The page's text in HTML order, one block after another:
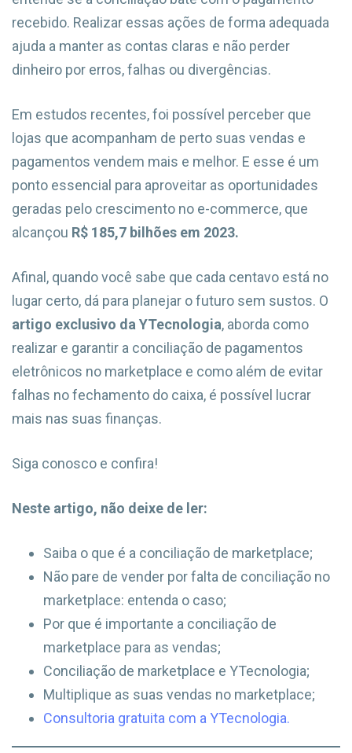
recebido. Realizar essas ações de forma adequada
ajuda a manter as contas claras e não perder
dinheiro por erros, falhas ou divergências.
Em estudos recentes, foi possível perceber que
lojas que acompanham de perto suas vendas e
pagamentos vendem mais e melhor. E esse é um
ponto essencial para aproveitar as oportunidades
geradas pelo crescimento no e-commerce, que
alcançou R$ 185,7 bilhões em 2023.
Afinal, quando você sabe que cada centavo está no
lugar certo, dá para planejar o futuro sem sustos. O
artigo exclusivo da YTecnologia, aborda como
realizar e garantir a conciliação de pagamentos
eletrônicos no marketplace e como além de evitar
falhas no fechamento do caixa, é possível lucrar
mais nas suas finanças.
Siga conosco e confira!
Neste artigo, não deixe de ler:
Saiba o que é a conciliação de marketplace;
Não pare de vender por falta de conciliação no
marketplace: entenda o caso;
Por que é importante a conciliação de
marketplace para as vendas;
Conciliação de marketplace e YTecnologia;
Multiplique as suas vendas no marketplace;
Consultoria gratuita com a YTecnologia.